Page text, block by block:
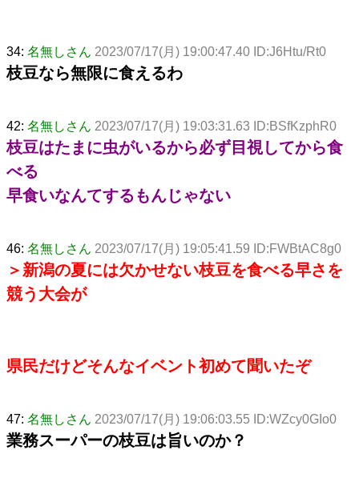
34: 名無しさん 2023/07/17(月) 19:00:47.40 ID:J6Htu/Rt0
枝豆なら無限に食えるわ
42: 名無しさん 2023/07/17(月) 19:03:31.63 ID:BSfKzphR0
枝豆はたまに虫がいるから必ず目視してから食
べる
早食いなんてするもんじゃない
46: 名無しさん 2023/07/17(月) 19:05:41.59 ID:FWBtAC8g0
＞新潟の夏には欠かせない枝豆を食べる早さを
競う大会が
県民だけどそんなイベント初めて聞いたぞ
47: 名無しさん 2023/07/17(月) 19:06:03.55 ID:WZcy0GIo0
業務スーパーの枝豆は旨いのか？